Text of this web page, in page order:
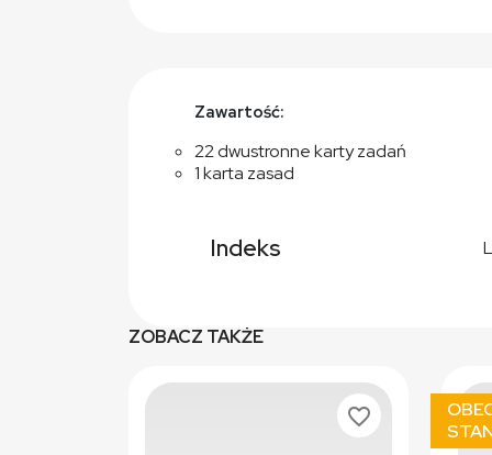
Zawartość:
22 dwustronne karty zadań
1 karta zasad
Indeks
ZOBACZ TAKŻE
favorite_border